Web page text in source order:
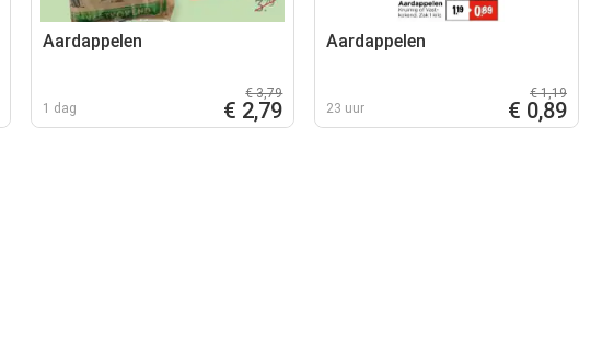
Aardappelen
1 dag
€ 3,79
€ 2,79
Aardappelen
23 uur
€ 1,19
€ 0,89